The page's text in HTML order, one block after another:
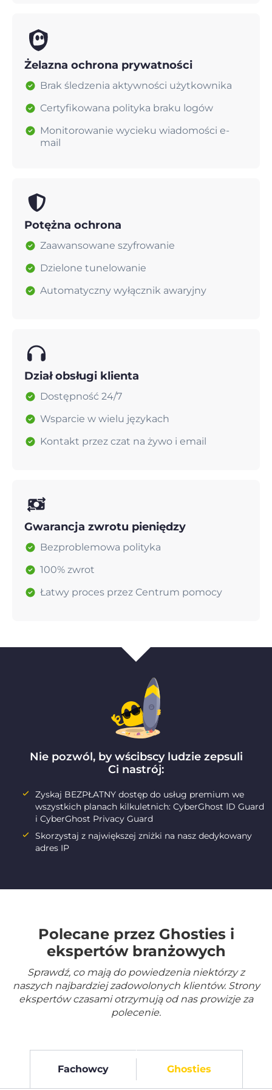
Żelazna ochrona prywatności
Brak śledzenia aktywności użytkownika
Certyfikowana polityka braku logów
Monitorowanie wycieku wiadomości e-
mail
Potężna ochrona
Zaawansowane szyfrowanie
Dzielone tunelowanie
Automatyczny wyłącznik awaryjny
Dział obsługi klienta
Dostępność 24/7
Wsparcie w wielu językach
Kontakt przez czat na żywo i email
Gwarancja zwrotu pieniędzy
Bezproblemowa polityka
100% zwrot
Łatwy proces przez Centrum pomocy
Nie pozwól, by wścibscy ludzie zepsuli
Ci nastrój:
Zyskaj BEZPŁATNY dostęp do usług premium we
wszystkich planach kilkuletnich: CyberGhost ID Guard
i CyberGhost Privacy Guard
Skorzystaj z największej zniżki na nasz dedykowany
adres IP
Polecane przez Ghosties i
ekspertów branżowych
Sprawdź, co mają do powiedzenia niektórzy z
naszych najbardziej zadowolonych klientów. Strony
ekspertów czasami otrzymują od nas prowizje za
polecenie.
Fachowcy Ghosties